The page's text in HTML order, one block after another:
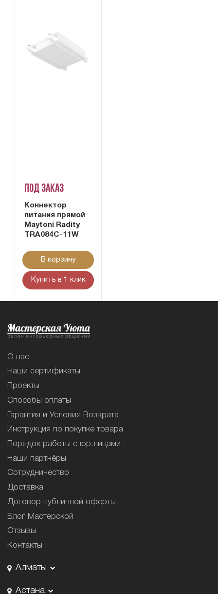
Под заказ
Коннектор
питания прямой
Maytoni Radity
TRA084C-11W
В корзину
Купить в 1 клик
О нас
Наши сертификаты
Проекты
Способы оплаты
Гарантия и Условия Возврата
Инструкция по покупке товара
Порядок работы с юр.лицами
Наши партнёры
Сотрудничество
Доставка
Договор публичной оферты
Блог Мастерской
Отзывы
Контакты
Алматы
Астана